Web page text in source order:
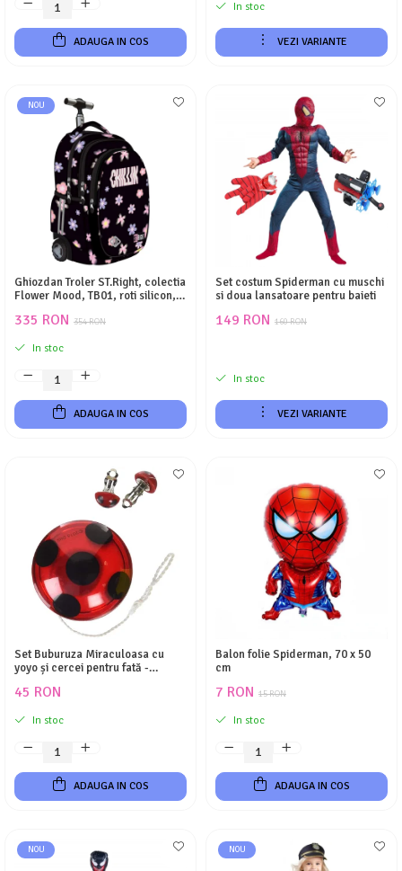
ADAUGA IN COS
In stoc
VEZI VARIANTE
NOU
Ghiozdan Troler ST.Right, colectia
Flower Mood, TB01, roti silicon,
354 RON
335 RON
In stoc
ADAUGA IN COS
Set costum Spiderman cu muschi
si doua lansatoare pentru baieti
160 RON
149 RON
In stoc
VEZI VARIANTE
Set Buburuza Miraculoasa cu
yoyo și cercei pentru fată -
45 RON
In stoc
ADAUGA IN COS
Balon folie Spiderman, 70 x 50
cm
15 RON
7 RON
In stoc
ADAUGA IN COS
NOU NOU